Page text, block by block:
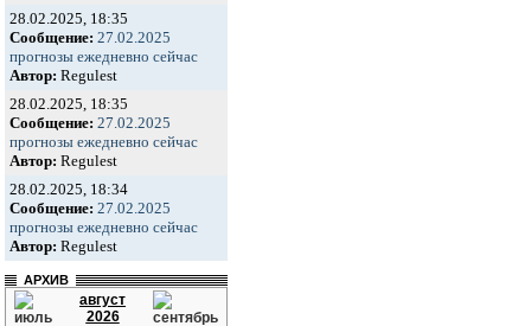
28.02.2025, 18:35
Сообщение: 27.02.2025
прогнозы ежедневно сейчас
Автор: Regulest
28.02.2025, 18:35
Сообщение: 27.02.2025
прогнозы ежедневно сейчас
Автор: Regulest
28.02.2025, 18:34
Сообщение: 27.02.2025
прогнозы ежедневно сейчас
Автор: Regulest
АРХИВ
август
2026